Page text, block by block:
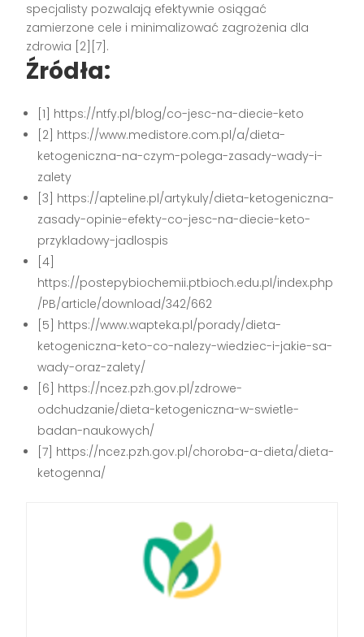
specjalisty pozwalają efektywnie osiągać
zamierzone cele i minimalizować zagrożenia dla
zdrowia [2][7].
Źródła:
[1] https://ntfy.pl/blog/co-jesc-na-diecie-keto
[2] https://www.medistore.com.pl/a/dieta-
ketogeniczna-na-czym-polega-zasady-wady-i-
zalety
[3] https://apteline.pl/artykuly/dieta-ketogeniczna-
zasady-opinie-efekty-co-jesc-na-diecie-keto-
przykladowy-jadlospis
[4]
https://postepybiochemii.ptbioch.edu.pl/index.php
/PB/article/download/342/662
[5] https://www.wapteka.pl/porady/dieta-
ketogeniczna-keto-co-nalezy-wiedziec-i-jakie-sa-
wady-oraz-zalety/
[6] https://ncez.pzh.gov.pl/zdrowe-
odchudzanie/dieta-ketogeniczna-w-swietle-
badan-naukowych/
[7] https://ncez.pzh.gov.pl/choroba-a-dieta/dieta-
ketogenna/